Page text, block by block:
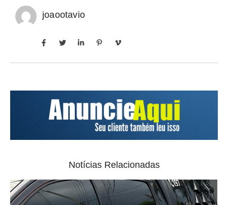
joaootavio
Notícias Relacionadas